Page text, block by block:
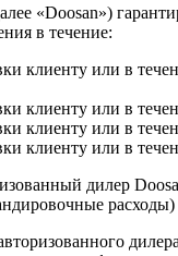
«Doosan»)
в течение:
клиенту или в
клиенту или в
клиенту или в
клиенту или в
дилер